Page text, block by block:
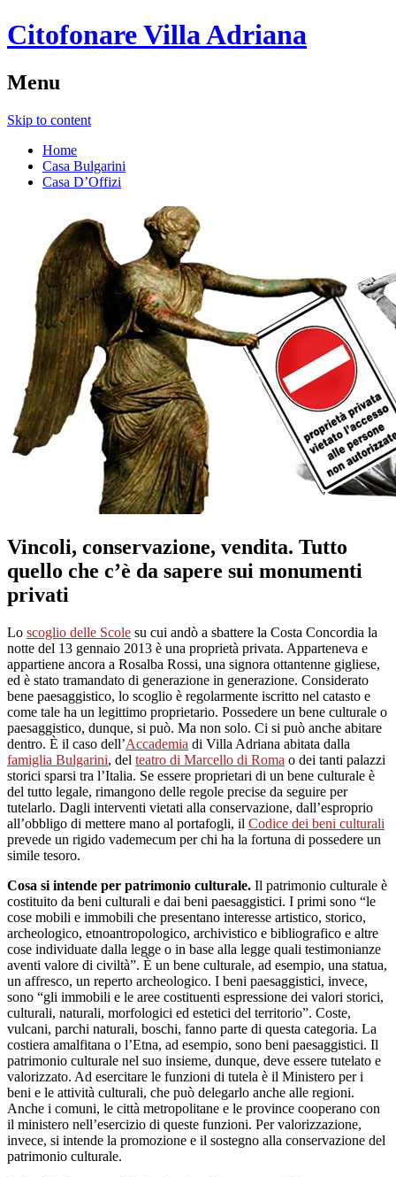
Citofonare Villa Adriana
Menu
Skip to content
Home
Casa Bulgarini
Casa D’Offizi
Vincoli, conservazione, vendita. Tutto
quello che c’è da sapere sui monumenti
privati
Lo scoglio delle Scole su cui andò a sbattere la Costa Concordia la
notte del 13 gennaio 2013 è una proprietà privata. Apparteneva e
appartiene ancora a Rosalba Rossi, una signora ottantenne gigliese,
ed è stato tramandato di generazione in generazione. Considerato
bene paesaggistico, lo scoglio è regolarmente iscritto nel catasto e
come tale ha un legittimo proprietario. Possedere un bene culturale o
paesaggistico, dunque, si può. Ma non solo. Ci si può anche abitare
dentro. È il caso dell’Accademia di Villa Adriana abitata dalla
famiglia Bulgarini, del teatro di Marcello di Roma o dei tanti palazzi
storici sparsi tra l’Italia. Se essere proprietari di un bene culturale è
del tutto legale, rimangono delle regole precise da seguire per
tutelarlo. Dagli interventi vietati alla conservazione, dall’esproprio
all’obbligo di mettere mano al portafogli, il Codice dei beni culturali
prevede un rigido vademecum per chi ha la fortuna di possedere un
simile tesoro.
Cosa si intende per patrimonio culturale. Il patrimonio culturale è
costituito da beni culturali e dai beni paesaggistici. I primi sono “le
cose mobili e immobili che presentano interesse artistico, storico,
archeologico, etnoantropologico, archivistico e bibliografico e altre
cose individuate dalla legge o in base alla legge quali testimonianze
aventi valore di civiltà”. È un bene culturale, ad esempio, una statua,
un affresco, un reperto archeologico. I beni paesaggistici, invece,
sono “gli immobili e le aree costituenti espressione dei valori storici,
culturali, naturali, morfologici ed estetici del territorio”. Coste,
vulcani, parchi naturali, boschi, fanno parte di questa categoria. La
costiera amalfitana o l’Etna, ad esempio, sono beni paesaggistici. Il
patrimonio culturale nel suo insieme, dunque, deve essere tutelato e
valorizzato. Ad esercitare le funzioni di tutela è il Ministero per i
beni e le attività culturali, che può delegarlo anche alle regioni.
Anche i comuni, le città metropolitane e le province cooperano con
il ministero nell’esercizio di queste funzioni. Per valorizzazione,
invece, si intende la promozione e il sostegno alla conservazione del
patrimonio culturale.